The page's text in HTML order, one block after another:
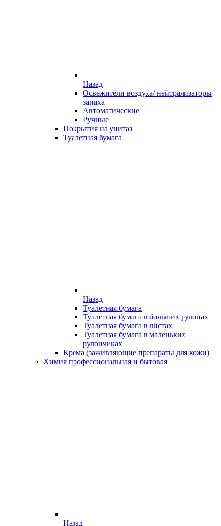
Назад
Освежители воздуха/ нейтрализаторы
запаха
Автоматические
Ручные
Покрытия на унитаз
Туалетная бумага
Назад
Туалетная бумага
Туалетная бумага в больших рулонах
Туалетная бумага в листах
Туалетная бумага в маленьких
рулончиках
Крема (заживляющие препараты для кожи)
Химия профессиональная и бытовая
Назад